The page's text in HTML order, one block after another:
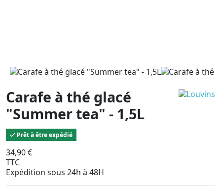
Carafe à thé glacé
"Summer tea" - 1,5L
Prêt à être expédié
34,90 €
TTC
Expédition sous 24h à 48H